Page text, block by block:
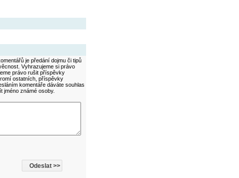
je předání dojmu či tipů
Vyhrazujeme si právo
právo rušit příspěvky
ostatních, příspěvky
komentáře dáváte souhlas
jméno známé osoby.